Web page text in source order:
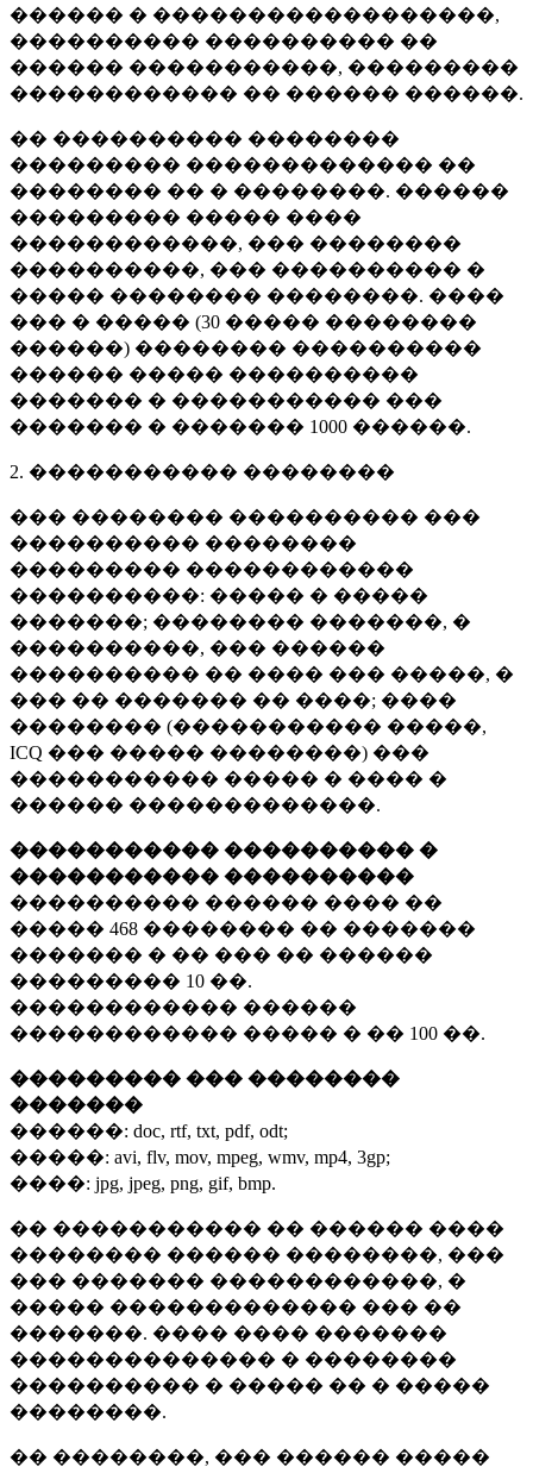
������ � ������������������,
���������� ���������� ��
������ �����������, ���������
������������ �� ������ ������.
�� ���������� ��������
��������� ������������� ��
�������� �� � ��������. ������
��������� ����� ����
������������, ��� ��������
����������, ��� ���������� �
����� �������� ��������. ����
��� � ����� (30 ����� ��������
������) �������� ����������
������ ����� ����������
������� � ����������� ���
������� � ������� 1000 ������.
2. ����������� ��������
��� �������� ���������� ���
���������� ��������
��������� ������������
����������: ����� � �����
�������; �������� �������, �
����������, ��� ������
���������� �� ���� ��� �����, �
��� �� ������� �� ����; ����
�������� (����������� �����,
ICQ ��� ����� ��������) ���
����������� ����� � ���� �
������ �������������.
����������� ���������� �
����������� ����������
���������� ������ ���� ��
����� 468 �������� �� �������
������� � �� ��� �� ������
��������� 10 ��.
������������ ������
������������ ����� � �� 100 ��.
��������� ��� ��������
�������
������: doc, rtf, txt, pdf, odt;
�����: avi, flv, mov, mpeg, wmv, mp4, 3gp;
����: jpg, jpeg, png, gif, bmp.
�� ����������� �� ������ ����
�������� ������ ��������, ���
��� ������� ������������, �
����� ������������� ��� ��
�������. ���� ���� �������
�������������� � ��������
���������� � ����� �� � �����
��������.
�� ��������, ��� ������ �����